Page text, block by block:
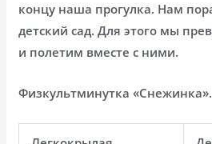
концу наша прогулка. Нам
детский сад. Для этого мы
и полетим вместе с ними.
Физкультминутка «Снежинка».